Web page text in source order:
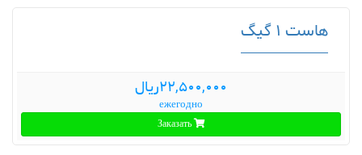
هاست 1 گیگ
22,500,000ریال
ежегодно
Заказать